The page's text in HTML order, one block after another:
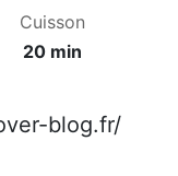
Cuisson
20 min
blog.fr/